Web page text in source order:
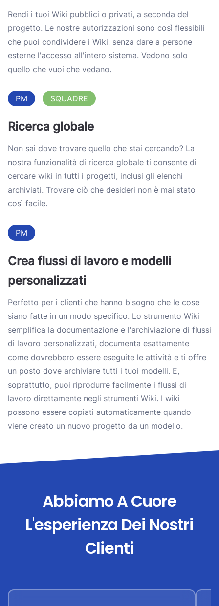
Rendi i tuoi Wiki pubblici o privati, a seconda del
progetto. Le nostre autorizzazioni sono così flessibili
che puoi condividere i Wiki, senza dare a persone
esterne l'accesso all'intero sistema. Vedono solo
quello che vuoi che vedano.
PM SQUADRE
Ricerca globale
Non sai dove trovare quello che stai cercando? La
nostra funzionalità di ricerca globale ti consente di
cercare wiki in tutti i progetti, inclusi gli elenchi
archiviati. Trovare ciò che desideri non è mai stato
così facile.
PM
Crea flussi di lavoro e modelli
personalizzati
Perfetto per i clienti che hanno bisogno che le cose
siano fatte in un modo specifico. Lo strumento Wiki
semplifica la documentazione e l'archiviazione di flussi
di lavoro personalizzati, documenta esattamente
come dovrebbero essere eseguite le attività e ti offre
un posto dove archiviare tutti i tuoi modelli. E,
soprattutto, puoi riprodurre facilmente i flussi di
lavoro direttamente negli strumenti Wiki. I wiki
possono essere copiati automaticamente quando
viene creato un nuovo progetto da un modello.
Abbiamo A Cuore
L'esperienza Dei Nostri
Clienti